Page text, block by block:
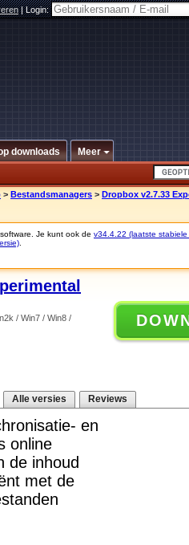
|Login:
downloads Meer
> Bestandsmanagers > Dropbox v2.7.33
Je kunt ook de v34.4.22 (laatste stabiele
/ Win7 / Win8 /
Alle versies Reviews
en
online
de inhoud
met de